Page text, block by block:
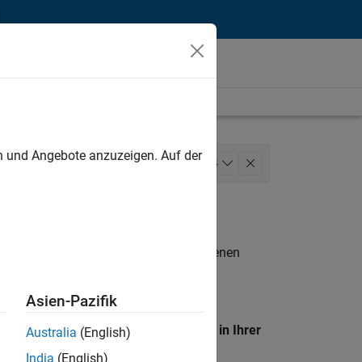
Quality Engineering 4
. Wenn Sie noch immer keine offenen
unseres
Standort, um alle Stellenangebote in Ihrer
Angebote anzuzeigen. Auf der
Asien-Pazifik
Australia (English)
India (English)